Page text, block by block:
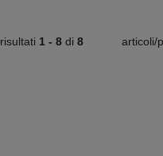
risultati 1 - 8 di 8 articoli/